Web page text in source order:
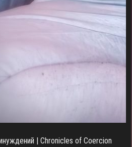
| Chronicles of Coercion